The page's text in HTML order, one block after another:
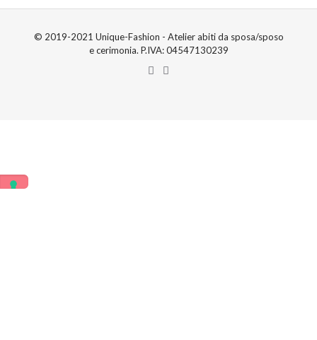
© 2019-2021 Unique-Fashion - Atelier abiti da sposa/sposo
e cerimonia. P.IVA: 04547130239